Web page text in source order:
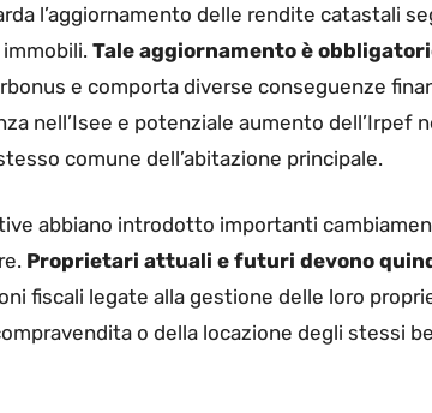
l’aggiornamento delle rendite catastali
Tale aggiornamento è
e comporta diverse conseguenze
nell’Isee e potenziale aumento dell’Irpef
comune dell’abitazione principale.
abbiano introdotto importanti
Proprietari attuali e futuri devono
fiscali legate alla gestione delle loro
o della locazione degli stessi